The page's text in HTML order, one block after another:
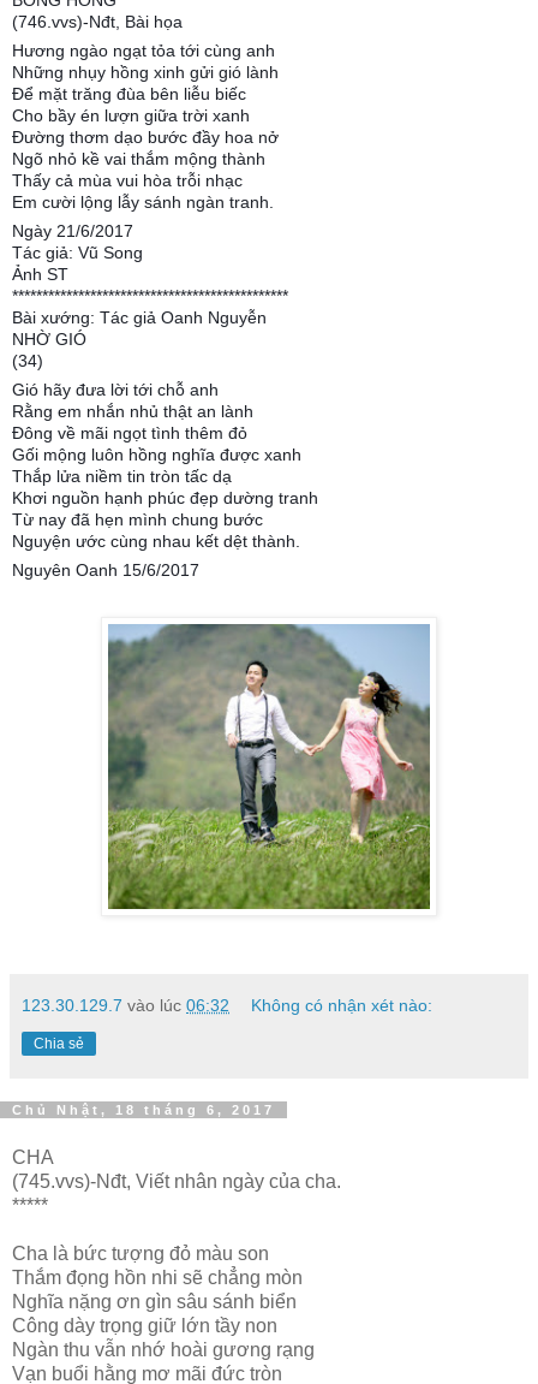
(746.vvs)-Nđt, Bài họa
Hương ngào ngạt tỏa tới cùng anh
Những nhụy hồng xinh gửi gió lành
Để mặt trăng đùa bên liễu biếc
Cho bầy én lượn giữa trời xanh
Đường thơm dạo bước đầy hoa nở
Ngõ nhỏ kề vai thắm mộng thành
Thấy cả mùa vui hòa trỗi nhạc
Em cười lộng lẫy sánh ngàn tranh.
Ngày 21/6/2017
Tác giả: Vũ Song
Ảnh ST
**********************************************
Bài xướng: Tác giả Oanh Nguyễn
NHỜ GIÓ
(34)
Gió hãy đưa lời tới chỗ anh
Rằng em nhắn nhủ thật an lành
Đông về mãi ngọt tình thêm đỏ
Gối mộng luôn hồng nghĩa được xanh
Thắp lửa niềm tin tròn tấc dạ
Khơi nguồn hạnh phúc đẹp dường tranh
Từ nay đã hẹn mình chung bước
Nguyện ước cùng nhau kết dệt thành.
Nguyên Oanh 15/6/2017
123.30.129.7 vào lúc 06:32 Không có nhận xét nào:
Chia sẻ
Chủ Nhật, 18 tháng 6, 2017
CHA
(745.vvs)-Nđt, Viết nhân ngày của cha.
*****
Cha là bức tượng đỏ màu son
Thắm đọng hồn nhi sẽ chẳng mòn
Nghĩa nặng ơn gìn sâu sánh biển
Công dày trọng giữ lớn tầy non
Ngàn thu vẫn nhớ hoài gương rạng
Vạn buổi hằng mơ mãi đức tròn